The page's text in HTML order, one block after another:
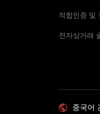
적합인증 및
전자상거래
중국어